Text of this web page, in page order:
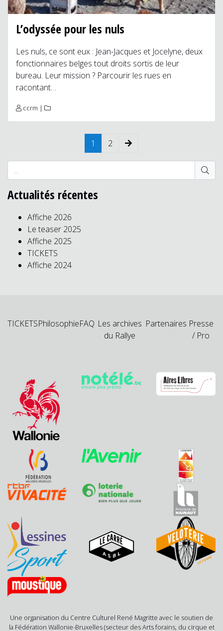
L’odyssée pour les nuls
Les nuls, ce sont eux : Jean-Jacques et Jocelyne, deux
fonctionnaires belges tout droits sortis de leur
bureau. Leur mission ? Parcourir les rues en
racontant…
ccrm |
1 2
Actualités récentes
Affiche 2026
Le teaser 2025
Affiche 2025
TICKETS
Affiche 2024
TICKETSPhilosophieFAQ Les archives
du Rallye
Partenaires Presse
/ Pro
Une organisation du Centre Culturel René Magritte avec le soutien de
la Fédération Wallonie-Bruxelles (secteur des Arts forains, du cirque et